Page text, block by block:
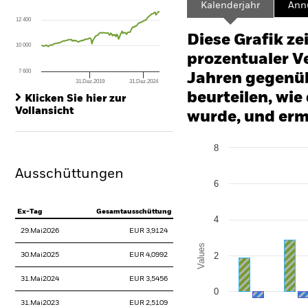
The chart has 1 X axis displaying Time. Range: 2015-06-01 00:00:00 to
The chart has 1 Y axis displaying values. Range: -24 to 48.
31.Dez.2019 31.Dez.2024
7 600
10 000
12 400
Klicken Sie hier zur
Vollansicht
Ausschüttungen
Ex-Tag Gesamtausschüttung
29.Mai2026 EUR 3,9124
30.Mai2025 EUR 4,0992
31.Mai2024 EUR 3,5456
31.Mai2023 EUR 2,5109
Kalenderjahr
Diese Grafik
prozentualer
Jahren
beurteilen,
wurde, und
Bar chart with 2 data
Values
0
2
4
6
8